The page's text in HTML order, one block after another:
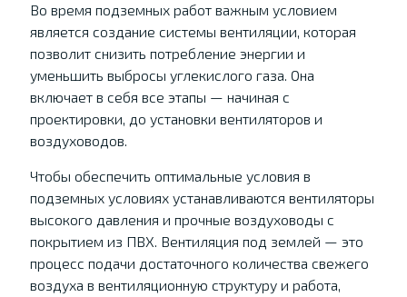
Во время подземных работ важным условием
является создание системы вентиляции, которая
позволит снизить потребление энергии и
уменьшить выбросы углекислого газа. Она
включает в себя все этапы — начиная с
проектировки, до установки вентиляторов и
воздуховодов.
Чтобы обеспечить оптимальные условия в
подземных условиях устанавливаются вентиляторы
высокого давления и прочные воздуховоды с
покрытием из ПВХ. Вентиляция под землей — это
процесс подачи достаточного количества свежего
воздуха в вентиляционную структуру и работа,